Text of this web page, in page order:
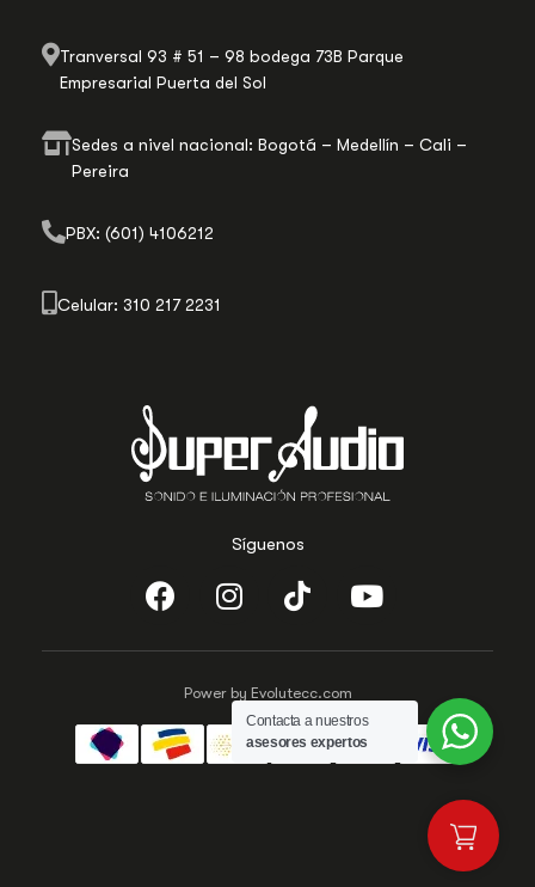
Síguenos
Tranversal 93 # 51 – 98 bodega 73B Parque
Empresarial Puerta del Sol
Sedes a nivel nacional: Bogotá – Medellín – Cali –
Pereira
PBX: (601) 4106212
Celular: 310 217 2231
Power by Evolutecc.com
Contacta a nuestros
asesores expertos